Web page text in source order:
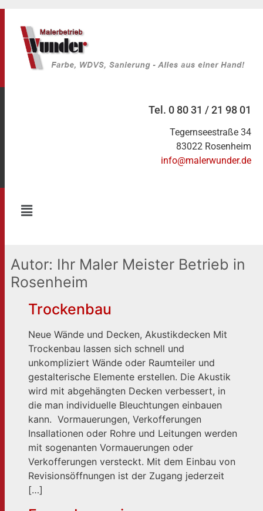
Tel. 0 80 31 / 21 98 01
Tegernseestraße 34
83022 Rosenheim
info@malerwunder.de
Autor: Ihr Maler Meister Betrieb in
Rosenheim
Trockenbau
Neue Wände und Decken, Akustikdecken Mit
Trockenbau lassen sich schnell und
unkompliziert Wände oder Raumteiler und
gestalterische Elemente erstellen. Die Akustik
wird mit abgehängten Decken verbessert, in
die man individuelle Bleuchtungen einbauen
kann. Vormauerungen, Verkofferungen
Insallationen oder Rohre und Leitungen werden
mit sogenanten Vormauerungen oder
Verkofferungen versteckt. Mit dem Einbau von
Revisionsöffnungen ist der Zugang jederzeit
[…]